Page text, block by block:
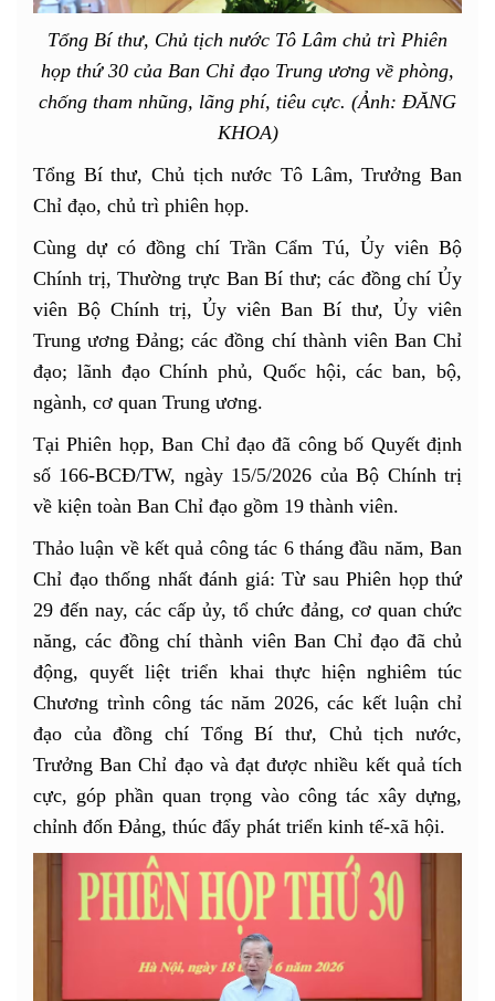
Tổng Bí thư, Chủ tịch nước Tô Lâm chủ trì Phiên
họp thứ 30 của Ban Chỉ đạo Trung ương về phòng,
chống tham nhũng, lãng phí, tiêu cực. (Ảnh: ĐĂNG
KHOA)
Tổng Bí thư, Chủ tịch nước Tô Lâm, Trưởng Ban
Chỉ đạo, chủ trì phiên họp.
Cùng dự có đồng chí Trần Cẩm Tú, Ủy viên Bộ
Chính trị, Thường trực Ban Bí thư; các đồng chí Ủy
viên Bộ Chính trị, Ủy viên Ban Bí thư, Ủy viên
Trung ương Đảng; các đồng chí thành viên Ban Chỉ
đạo; lãnh đạo Chính phủ, Quốc hội, các ban, bộ,
ngành, cơ quan Trung ương.
Tại Phiên họp, Ban Chỉ đạo đã công bố Quyết định
số 166-BCĐ/TW, ngày 15/5/2026 của Bộ Chính trị
về kiện toàn Ban Chỉ đạo gồm 19 thành viên.
Thảo luận về kết quả công tác 6 tháng đầu năm, Ban
Chỉ đạo thống nhất đánh giá: Từ sau Phiên họp thứ
29 đến nay, các cấp ủy, tổ chức đảng, cơ quan chức
năng, các đồng chí thành viên Ban Chỉ đạo đã chủ
động, quyết liệt triển khai thực hiện nghiêm túc
Chương trình công tác năm 2026, các kết luận chỉ
đạo của đồng chí Tổng Bí thư, Chủ tịch nước,
Trưởng Ban Chỉ đạo và đạt được nhiều kết quả tích
cực, góp phần quan trọng vào công tác xây dựng,
chỉnh đốn Đảng, thúc đẩy phát triển kinh tế-xã hội.